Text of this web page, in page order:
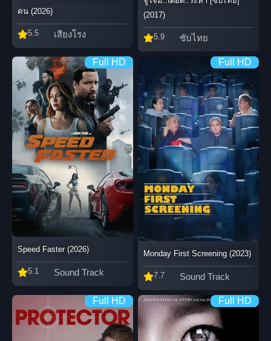
คน (2026)
5.5 เสียงโรง
(2017)
5.9 ซับไทย
Full HD
Speed Faster (2026)
5.1 Sound Track
Full HD
Monday First Screening (2023)
7.7 Sound Track
Full HD Full HD